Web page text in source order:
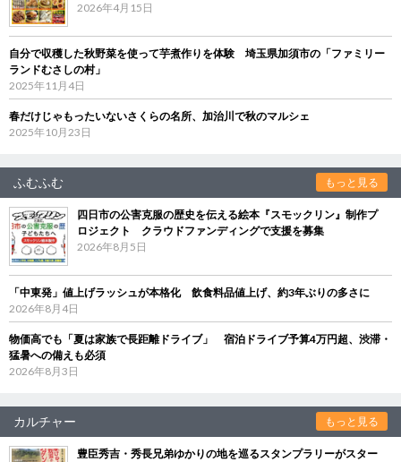
2026年4月15日
自分で収穫した秋野菜を使って芋煮作りを体験 埼玉県加須市の「ファミリー
ランドむさしの村」
2025年11月4日
春だけじゃもったいないさくらの名所、加治川で秋のマルシェ
2025年10月23日
ふむふむ もっと見る
四日市の公害克服の歴史を伝える絵本『スモックリン』制作プ
ロジェクト クラウドファンディングで支援を募集
2026年8月5日
「中東発」値上げラッシュが本格化 飲食料品値上げ、約3年ぶりの多さに
2026年8月4日
物価高でも「夏は家族で長距離ドライブ」 宿泊ドライブ予算4万円超、渋滞・
猛暑への備えも必須
2026年8月3日
カルチャー もっと見る
豊臣秀吉・秀長兄弟ゆかりの地を巡るスタンプラリーがスター